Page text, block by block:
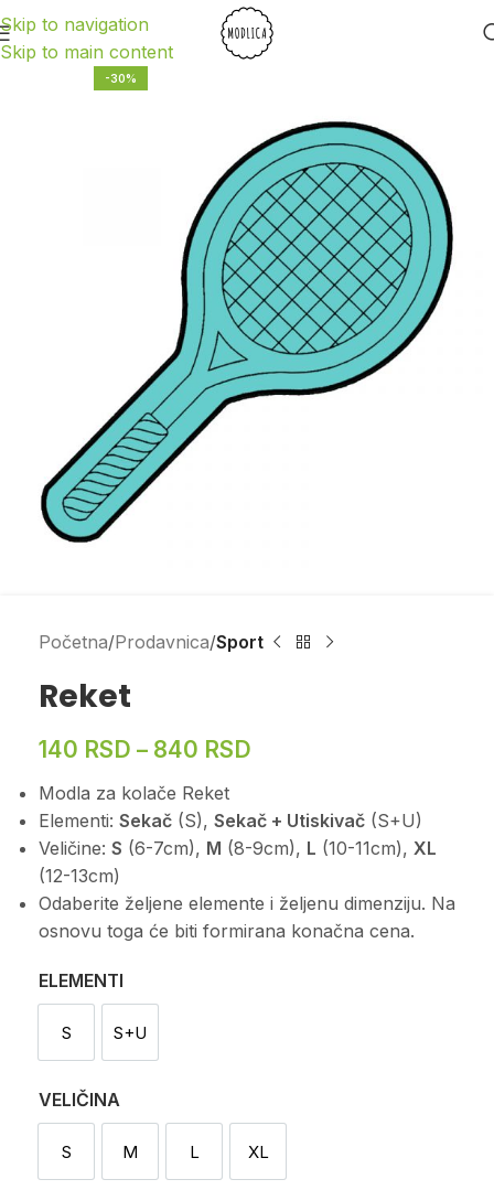
Skip to navigation
Skip to main content
-30%
Početna Prodavnica Sport
Reket
140 RSD – 840 RSD
Modla za kolače Reket
Elementi: Sekač (S), Sekač + Utiskivač (S+U)
Veličine: S (6-7cm), M (8-9cm), L (10-11cm), XL
(12-13cm)
Odaberite željene elemente i željenu dimenziju. Na
osnovu toga će biti formirana konačna cena.
ELEMENTI
SSekačS+USekač i utiskivač
VELIČINA
S
S M
M L
L XL
XL